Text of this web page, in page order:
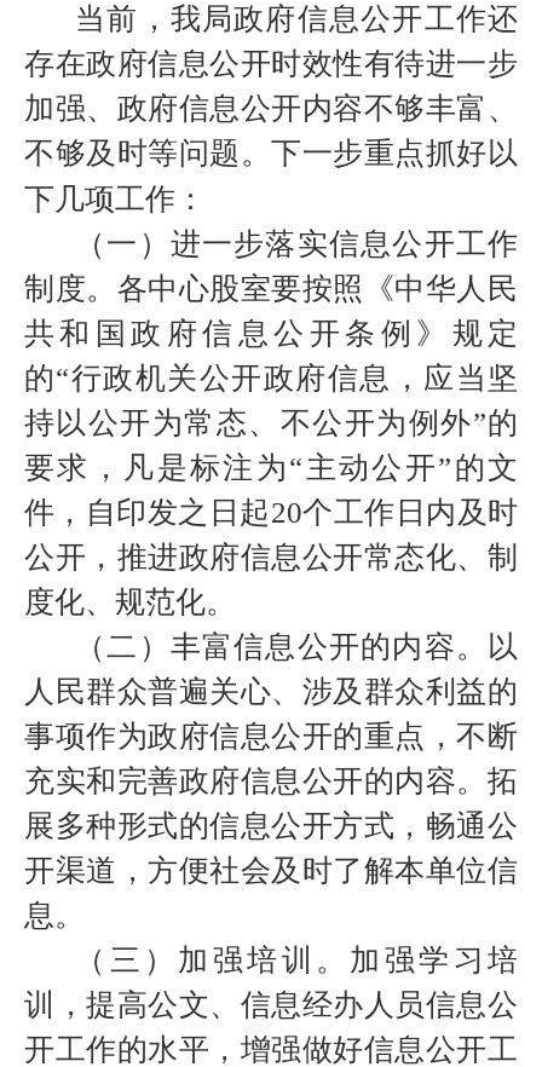
当前，我局政府信息公开工作还
存在政府信息公开时效性有待进一步
加强、政府信息公开内容不够丰富、
不够及时等问题。下一步重点抓好以
下几项工作：
（一）进一步落实信息公开工作
制度。各中心股室要按照《中华人民
共和国政府信息公开条例》规定
的“行政机关公开政府信息，应当坚
持以公开为常态、不公开为例外”的
要求，凡是标注为“主动公开”的文
件，自印发之日起20个工作日内及时
公开，推进政府信息公开常态化、制
度化、规范化。
（二）丰富信息公开的内容。以
人民群众普遍关心、涉及群众利益的
事项作为政府信息公开的重点，不断
充实和完善政府信息公开的内容。拓
展多种形式的信息公开方式，畅通公
开渠道，方便社会及时了解本单位信
息。
（三）加强培训。加强学习培
训，提高公文、信息经办人员信息公
开工作的水平，增强做好信息公开工